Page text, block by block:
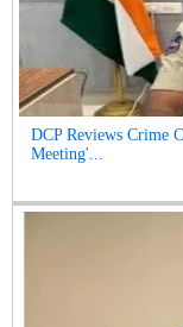
DCP Reviews Crime
Meeting'...